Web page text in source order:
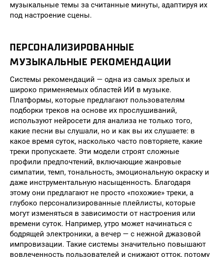
музыкальные темы за считанные минуты, адаптируя их
под настроение сцены.
ПЕРСОНАЛИЗИРОВАННЫЕ
МУЗЫКАЛЬНЫЕ РЕКОМЕНДАЦИИ
Системы рекомендаций — одна из самых зрелых и
широко применяемых областей ИИ в музыке.
Платформы, которые предлагают пользователям
подборки треков на основе их прослушиваний,
используют нейросети для анализа не только того,
какие песни вы слушали, но и как вы их слушаете: в
какое время суток, насколько часто повторяете, какие
треки пропускаете. Эти модели строят сложные
профили предпочтений, включающие жанровые
симпатии, темп, тональность, эмоциональную окраску и
даже инструментальную насыщенность. Благодаря
этому они предлагают не просто «похожие» треки, а
глубоко персонализированные плейлисты, которые
могут изменяться в зависимости от настроения или
времени суток. Например, утро может начинаться с
бодрящей электроники, а вечер — с нежной джазовой
импровизации. Такие системы значительно повышают
вовлеченность пользователей и снижают отток, потому